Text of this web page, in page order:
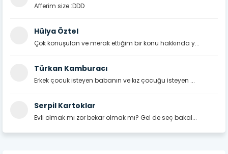
Afferim size :DDD
Hülya Öztel
Çok konuşulan ve merak ettiğim bir konu hakkında y...
Türkan Kamburacı
Erkek çocuk isteyen babanın ve kız çocuğu isteyen ...
Serpil Kartoklar
Evli olmak mı zor bekar olmak mı? Gel de seç bakal...